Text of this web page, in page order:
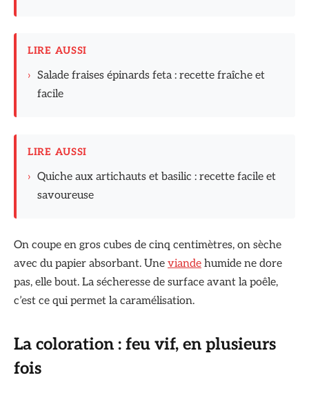
LIRE AUSSI
› Salade fraises épinards feta : recette fraîche et
facile
LIRE AUSSI
› Quiche aux artichauts et basilic : recette facile et
savoureuse
On coupe en gros cubes de cinq centimètres, on sèche
avec du papier absorbant. Une viande humide ne dore
pas, elle bout. La sécheresse de surface avant la poêle,
c’est ce qui permet la caramélisation.
La coloration : feu vif, en plusieurs
fois